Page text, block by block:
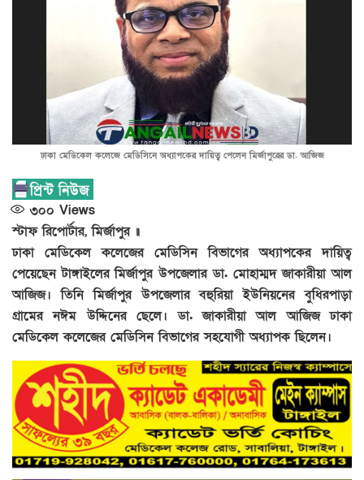
ঢাকা মেডিকেল কলেজে মেডিসিনে অধ্যাপকের দায়িত্ব পেলেন মির্জাপুরের ডা. আজিজ
৩০০ Views
স্টাফ রিপোর্টার, মির্জাপুর ॥
ঢাকা মেডিকেল কলেজের মেডিসিন বিভাগের অধ্যাপকের দায়িত্ব
পেয়েছেন টাঙ্গাইলের মির্জাপুর উপজেলার ডা. মোহাম্মদ জাকারীয়া আল
আজিজ। তিনি মির্জাপুর উপজেলার বহুরিয়া ইউনিয়নের বুধিরপাড়া
গ্রামের নঈম উদ্দিনের ছেলে। ডা. জাকারীয়া আল আজিজ ঢাকা
মেডিকেল কলেজের মেডিসিন বিভাগের সহযোগী অধ্যাপক ছিলেন।